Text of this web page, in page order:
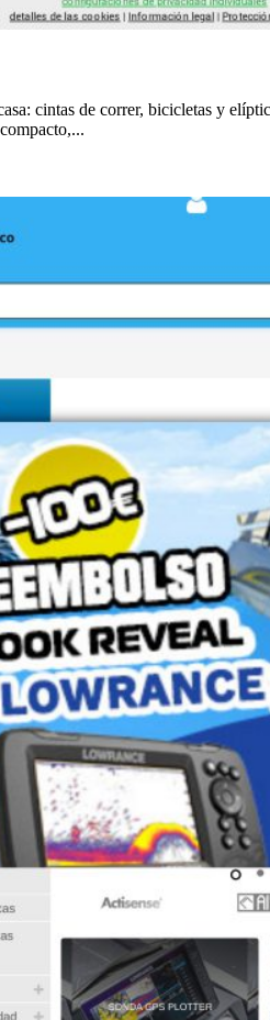
cintas de correr, bicicletas y